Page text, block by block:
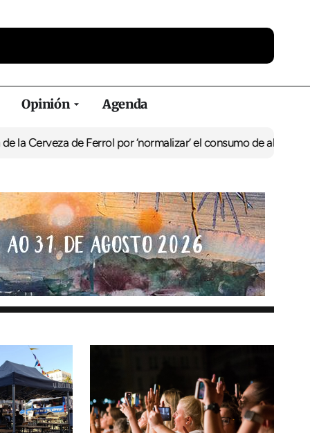
Opinión Agenda
Ferrol por ‘normalizar’ el consumo de alcoholDe Perlío a